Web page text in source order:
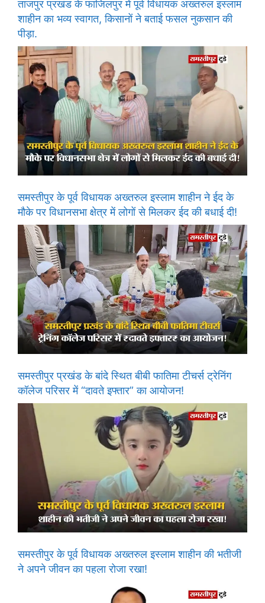
ताजपुर प्रखंड के फाजिलपुर में पूर्व विधायक अख्तरुल इस्लाम
शाहीन का भव्य स्वागत, किसानों ने बताई फसल नुकसान की
पीड़ा.
समस्तीपुर के पूर्व विधायक अख्तरुल इस्लाम शाहीन ने ईद के
मौके पर विधानसभा क्षेत्र में लोगों से मिलकर ईद की बधाई दी!
समस्तीपुर प्रखंड के बांदे स्थित बीबी फातिमा टीचर्स ट्रेनिंग
कॉलेज परिसर में “दावते इफ्तार” का आयोजन!
समस्तीपुर के पूर्व विधायक अख्तरुल इस्लाम शाहीन की भतीजी
ने अपने जीवन का पहला रोजा रखा!